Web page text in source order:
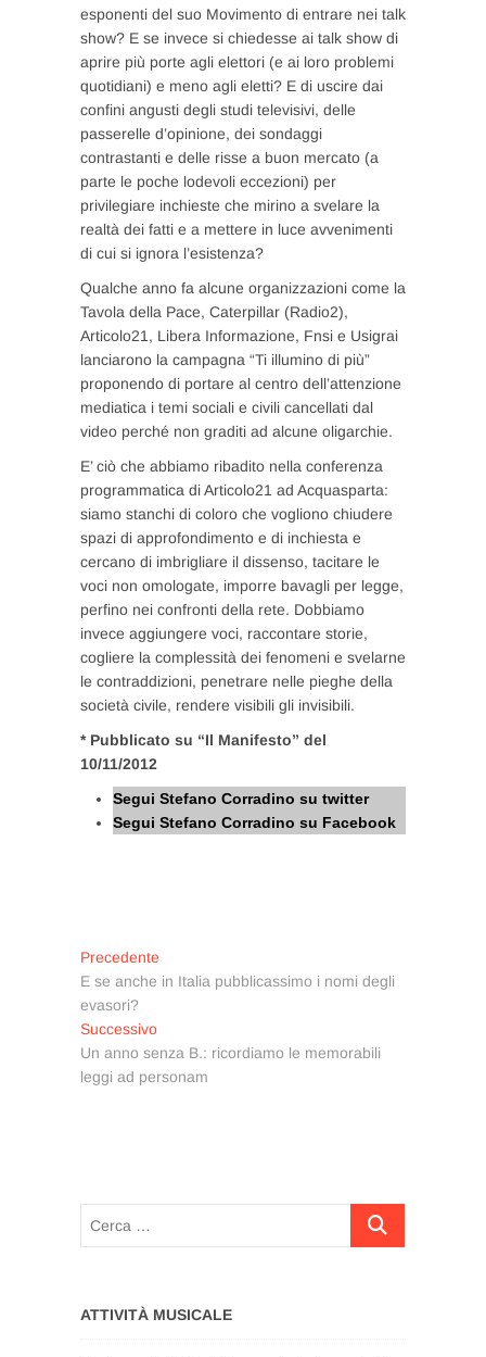
esponenti del suo Movimento di entrare nei talk
show? E se invece si chiedesse ai talk show di
aprire più porte agli elettori (e ai loro problemi
quotidiani) e meno agli eletti? E di uscire dai
confini angusti degli studi televisivi, delle
passerelle d’opinione, dei sondaggi
contrastanti e delle risse a buon mercato (a
parte le poche lodevoli eccezioni) per
privilegiare inchieste che mirino a svelare la
realtà dei fatti e a mettere in luce avvenimenti
di cui si ignora l’esistenza?
Qualche anno fa alcune organizzazioni come la
Tavola della Pace, Caterpillar (Radio2),
Articolo21, Libera Informazione, Fnsi e Usigrai
lanciarono la campagna “Ti illumino di più”
proponendo di portare al centro dell’attenzione
mediatica i temi sociali e civili cancellati dal
video perché non graditi ad alcune oligarchie.
E’ ciò che abbiamo ribadito nella conferenza
programmatica di Articolo21 ad Acquasparta:
siamo stanchi di coloro che vogliono chiudere
spazi di approfondimento e di inchiesta e
cercano di imbrigliare il dissenso, tacitare le
voci non omologate, imporre bavagli per legge,
perfino nei confronti della rete. Dobbiamo
invece aggiungere voci, raccontare storie,
cogliere la complessità dei fenomeni e svelarne
le contraddizioni, penetrare nelle pieghe della
società civile, rendere visibili gli invisibili.
* Pubblicato su “Il Manifesto” del
10/11/2012
Segui Stefano Corradino su twitter
Segui Stefano Corradino su Facebook
Navigazione
articoli
Precedente
precedente:
E se anche in Italia pubblicassimo i nomi degli
evasori?
SuccessivoArticolo
successivo:
Un anno senza B.: ricordiamo le memorabili
leggi ad personam
Cerca
ATTIVITÀ MUSICALE